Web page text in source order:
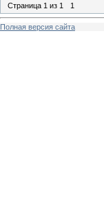
Страница 1 из 1 1
Полная версия сайта